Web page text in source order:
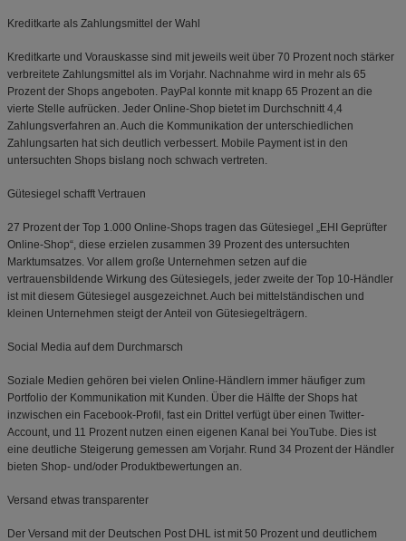
Kreditkarte als Zahlungsmittel der Wahl
Kreditkarte und Vorauskasse sind mit jeweils weit über 70 Prozent noch stärker
verbreitete Zahlungsmittel als im Vorjahr. Nachnahme wird in mehr als 65
Prozent der Shops angeboten. PayPal konnte mit knapp 65 Prozent an die
vierte Stelle aufrücken. Jeder Online-Shop bietet im Durchschnitt 4,4
Zahlungsverfahren an. Auch die Kommunikation der unterschiedlichen
Zahlungsarten hat sich deutlich verbessert. Mobile Payment ist in den
untersuchten Shops bislang noch schwach vertreten.
Gütesiegel schafft Vertrauen
27 Prozent der Top 1.000 Online-Shops tragen das Gütesiegel „EHI Geprüfter
Online-Shop“, diese erzielen zusammen 39 Prozent des untersuchten
Marktumsatzes. Vor allem große Unternehmen setzen auf die
vertrauensbildende Wirkung des Gütesiegels, jeder zweite der Top 10-Händler
ist mit diesem Gütesiegel ausgezeichnet. Auch bei mittelständischen und
kleinen Unternehmen steigt der Anteil von Gütesiegelträgern.
Social Media auf dem Durchmarsch
Soziale Medien gehören bei vielen Online-Händlern immer häufiger zum
Portfolio der Kommunikation mit Kunden. Über die Hälfte der Shops hat
inzwischen ein Facebook-Profil, fast ein Drittel verfügt über einen Twitter-
Account, und 11 Prozent nutzen einen eigenen Kanal bei YouTube. Dies ist
eine deutliche Steigerung gemessen am Vorjahr. Rund 34 Prozent der Händler
bieten Shop- und/oder Produktbewertungen an.
Versand etwas transparenter
Der Versand mit der Deutschen Post DHL ist mit 50 Prozent und deutlichem